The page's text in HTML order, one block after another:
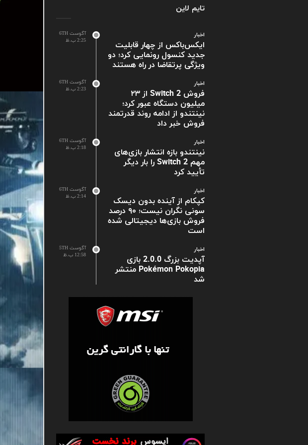
تایم لاین
آگوست 6TH
2:25 ب.ظ
اخبار
ایکس‌باکس از چهار قابلیت
جدید کنسول رونمایی کرد؛ دو
ویژگی پرتقاضا در راه هستند
آگوست 6TH
2:23 ب.ظ
اخبار
فروش Switch 2 از ۲۳
میلیون دستگاه عبور کرد؛
نینتندو از ادامه روند قدرتمند
فروش خبر داد
آگوست 6TH
2:18 ب.ظ
اخبار
نینتندو بازه انتشار بازی‌های
مهم Switch 2 را بار دیگر
تأیید کرد
آگوست 6TH
2:14 ب.ظ
اخبار
کپکام از آینده بدون دیسک
سونی نگران نیست؛ ۹۰ درصد
فروش بازی‌ها دیجیتالی شده
است
آگوست 5TH
12:58 ب.ظ
اخبار
آپدیت بزرگ 2.0.0 بازی
Pokémon Pokopia منتشر
شد